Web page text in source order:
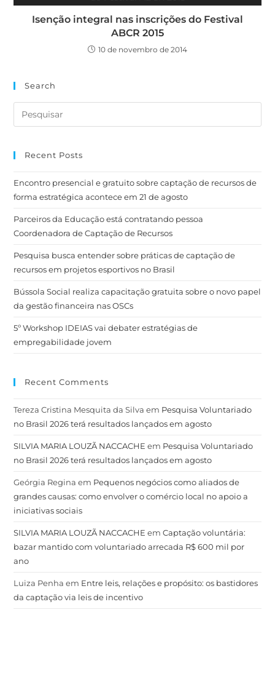
Isenção integral nas inscrições do Festival
ABCR 2015
10 de novembro de 2014
Search
Recent Posts
Encontro presencial e gratuito sobre captação de recursos de
forma estratégica acontece em 21 de agosto
Parceiros da Educação está contratando pessoa
Coordenadora de Captação de Recursos
Pesquisa busca entender sobre práticas de captação de
recursos em projetos esportivos no Brasil
Bússola Social realiza capacitação gratuita sobre o novo papel
da gestão financeira nas OSCs
5º Workshop IDEIAS vai debater estratégias de
empregabilidade jovem
Recent Comments
Tereza Cristina Mesquita da Silva em Pesquisa Voluntariado
no Brasil 2026 terá resultados lançados em agosto
SILVIA MARIA LOUZÃ NACCACHE em Pesquisa Voluntariado
no Brasil 2026 terá resultados lançados em agosto
Geórgia Regina em Pequenos negócios como aliados de
grandes causas: como envolver o comércio local no apoio a
iniciativas sociais
SILVIA MARIA LOUZÃ NACCACHE emCaptação voluntária:
bazar mantido com voluntariado arrecada R$ 600 mil por
ano
Luiza Penha em Entre leis, relações e propósito: os bastidores
da captação via leis de incentivo